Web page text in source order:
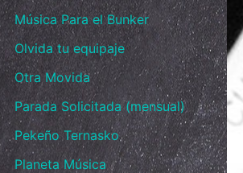
Música Para el Bunker
Olvida tu equipaje
Otra Movida
Parada Solicitada (mensual)
Pekeño Ternasko
Planeta Música